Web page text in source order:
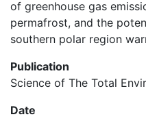
of greenhouse gas
permafrost, and the
southern polar region
Publication
Science of The Total
Date